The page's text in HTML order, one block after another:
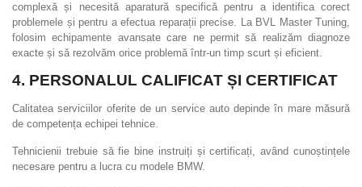
complexă și necesită aparatură specifică pentru a identifica corect
problemele și pentru a efectua reparații precise. La BVL Master Tuning,
folosim echipamente avansate care ne permit să realizăm diagnoze
exacte și să rezolvăm orice problemă într-un timp scurt și eficient.
4. PERSONALUL CALIFICAT ȘI CERTIFICAT
Calitatea serviciilor oferite de un service auto depinde în mare măsură
de competența echipei tehnice.
Tehnicienii trebuie să fie bine instruiți și certificați, având cunoștințele
necesare pentru a lucra cu modele BMW.